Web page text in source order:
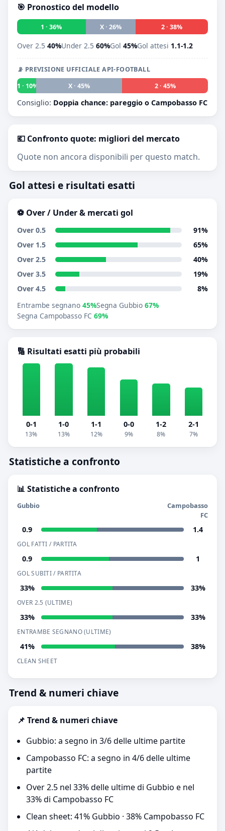
🎯 Pronostico del modello
1 · 36% X · 26% 2 · 38%
Over 2.5 40%Under 2.5 60%Gol 45%Gol attesi 1.1-1.2
📡 PREVISIONE UFFICIALE API-FOOTBALL
1 · 10%
X · 45% 2 · 45%
Consiglio: Doppia chance: pareggio o Campobasso FC
💶 Confronto quote: migliori del mercato
Quote non ancora disponibili per questo match.
Gol attesi e risultati esatti
⚽ Over / Under & mercati gol
Over 0.5
91%
Over 1.5
65%
Over 2.5
40%
Over 3.5
19%
Over 4.5
8%
Entrambe segnano 45%Segna Gubbio 67%
Segna Campobasso FC 69%
🔢 Risultati esatti più probabili
0-1
13%
1-0
13%
1-1
12%
0-0
9%
1-2
8%
2-1
7%
Statistiche a confronto
📊 Statistiche a confronto
Gubbio
Campobasso
FC
0.9 1.4
GOL FATTI / PARTITA
0.9 1
GOL SUBITI / PARTITA
33% 33%
OVER 2.5 (ULTIME)
33% 33%
ENTRAMBE SEGNANO (ULTIME)
41% 38%
CLEAN SHEET
Trend & numeri chiave
📌 Trend & numeri chiave
Gubbio: a segno in 3/6 delle ultime partite
Campobasso FC: a segno in 4/6 delle ultime
partite
Over 2.5 nel 33% delle ultime di Gubbio e nel
33% di Campobasso FC
Clean sheet: 41% Gubbio · 38% Campobasso FC